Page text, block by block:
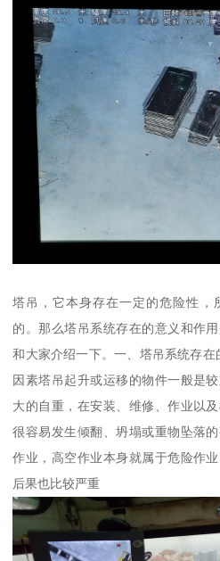
塔吊，它本身存在一定的危险性，
的。那么塔吊系统存在的意义和作
和大家介绍一下。一、塔吊系统存
因素塔吊起升或运移的物件一般是
大的自重，在安装、维修、作业以
很容易发生倾翻、坍塌或重物坠落
作业，高空作业本身就属于危险作
后果也比较严重